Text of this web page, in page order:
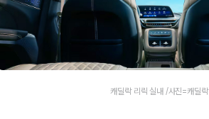
캐딜락 리릭 실내 /사진=캐딜락